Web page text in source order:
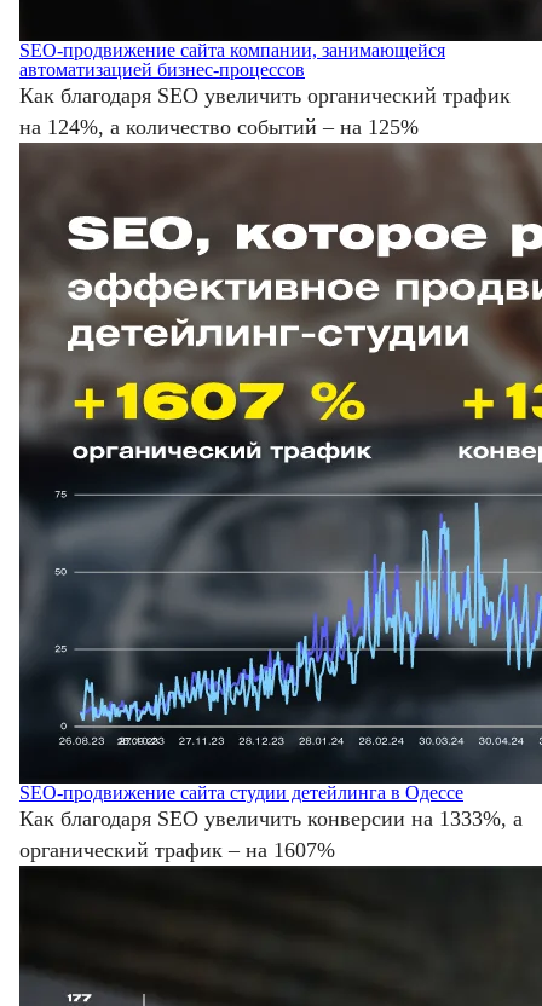
SEO-продвижение сайта компании, занимающейся
автоматизацией бизнес-процессов
Как благодаря SEO увеличить органический трафик
на 124%, а количество событий – на 125%
SEO-продвижение сайта студии детейлинга в Одессе
Как благодаря SEO увеличить конверсии на 1333%, а
органический трафик – на 1607%